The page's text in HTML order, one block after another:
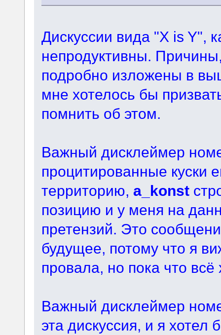
Дискуссии вида "X is Y",
непродуктивны.
подробно изложены в
мне хотелось бы
помнить об этом.
Важный дисклеймер
процитированные куски
территорию, a_konst
позицию и у меня на
претензий. Это
будущее, потому что я
провала, но пока что
Важный дисклеймер
эта дискуссия, и я